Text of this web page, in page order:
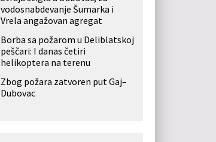
vodosnabdevanje Šumarka i
Vrela angažovan agregat
Borba sa požarom u Deliblatskoj
peščari: I danas četiri
helikoptera na terenu
Zbog požara zatvoren put Gaj–
Dubovac